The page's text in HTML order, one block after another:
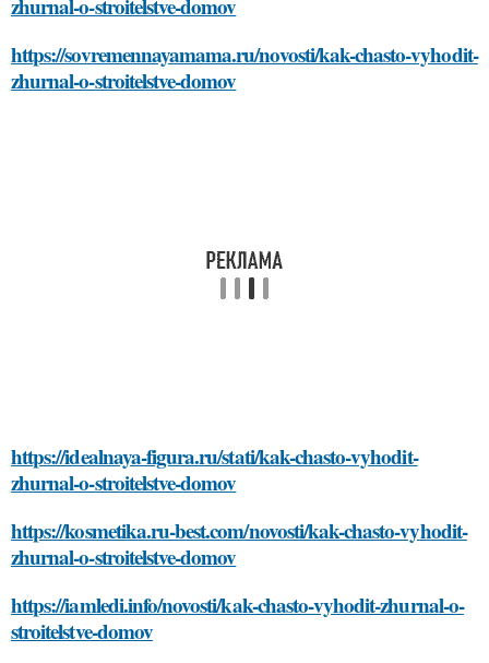
zhurnal-o-stroitelstve-domov
https://sovremennayamama.ru/novosti/kak-chasto-vyhodit-
zhurnal-o-stroitelstve-domov
https://idealnaya-figura.ru/stati/kak-chasto-vyhodit-
zhurnal-o-stroitelstve-domov
https://kosmetika.ru-best.com/novosti/kak-chasto-vyhodit-
zhurnal-o-stroitelstve-domov
https://iamledi.info/novosti/kak-chasto-vyhodit-zhurnal-o-
stroitelstve-domov